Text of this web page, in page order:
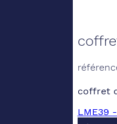
coffret
LME39